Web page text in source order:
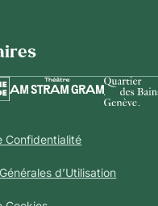
Confidentialité
d’Utilisation